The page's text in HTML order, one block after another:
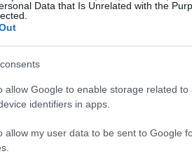
Data that Is Unrelated with the
allow Google to enable storage related
identifiers in apps.
allow my user data to be sent to Google